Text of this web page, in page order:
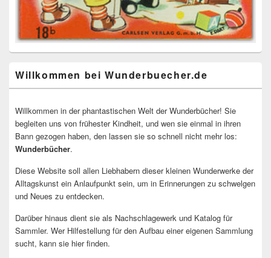
Willkommen bei Wunderbuecher.de
Willkommen in der phantastischen Welt der Wunderbücher! Sie
begleiten uns von frühester Kindheit, und wen sie einmal in ihren
Bann gezogen haben, den lassen sie so schnell nicht mehr los:
Wunderbücher.
Diese Website soll allen Liebhabern dieser kleinen Wunderwerke der
Alltagskunst ein Anlaufpunkt sein, um in Erinnerungen zu schwelgen
und Neues zu entdecken.
Darüber hinaus dient sie als Nachschlagewerk und Katalog für
Sammler. Wer Hilfestellung für den Aufbau einer eigenen Sammlung
sucht, kann sie hier finden.